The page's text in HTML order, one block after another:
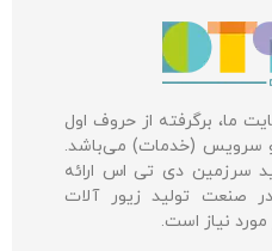
ما، برگرفته از حروف اول
و سرویس (خدمات) می‌باشد.
سرزمین دی تی اس ارائه
صنعت تولید زیور آلات
نیاز است.